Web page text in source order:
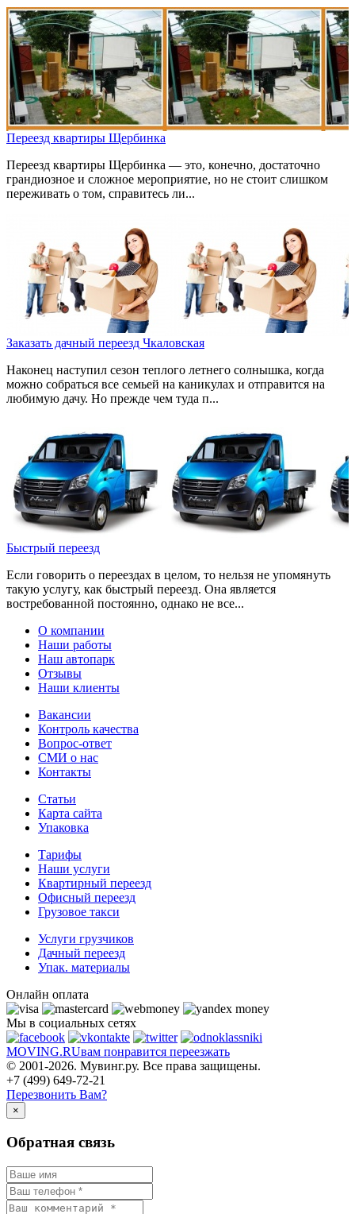
Переезд квартиры Щербинка
Переезд квартиры Щербинка — это, конечно, достаточно
грандиозное и сложное мероприятие, но не стоит слишком
переживать о том, справитесь ли...
Заказать дачный переезд Чкаловская
Наконец наступил сезон теплого летнего солнышка, когда
можно собраться все семьей на каникулах и отправится на
любимую дачу. Но прежде чем туда п...
Быстрый переезд
Если говорить о переездах в целом, то нельзя не упомянуть
такую услугу, как быстрый переезд. Она является
востребованной постоянно, однако не все...
О компании
Наши работы
Наш автопарк
Отзывы
Наши клиенты
Вакансии
Контроль качества
Вопрос-ответ
СМИ о нас
Контакты
Статьи
Карта сайта
Упаковка
Тарифы
Наши услуги
Квартирный переезд
Офисный переезд
Грузовое такси
Услуги грузчиков
Дачный переезд
Упак. материалы
Онлайн оплата
Мы в социальных сетях
MOVING.RUвам понравится переезжать
© 2001-2026. Мувинг.ру. Все права защищены.
+7 (499) 649-72-21
Перезвонить Вам?
×
Обратная связь